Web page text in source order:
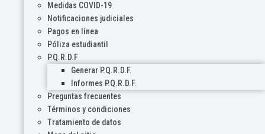
Medidas COVID-19
Notificaciones judiciales
Pagos en línea
Póliza estudiantil
P.Q.R.D.F
Generar P.Q.R.D.F.
Informes P.Q.R.D.F.
Preguntas frecuentes
Términos y condiciones
Tratamiento de datos